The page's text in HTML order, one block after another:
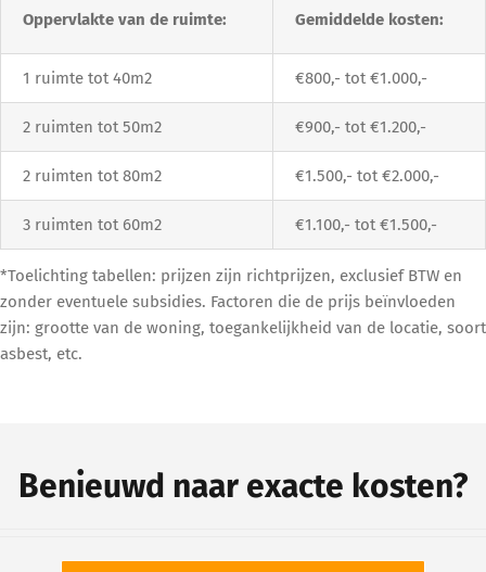
Oppervlakte van de ruimte: Gemiddelde kosten:
1 ruimte tot 40m2 €800,- tot €1.000,-
2 ruimten tot 50m2 €900,- tot €1.200,-
2 ruimten tot 80m2 €1.500,- tot €2.000,-
3 ruimten tot 60m2 €1.100,- tot €1.500,-
*Toelichting tabellen: prijzen zijn richtprijzen, exclusief BTW en
zonder eventuele subsidies. Factoren die de prijs beïnvloeden
zijn: grootte van de woning, toegankelijkheid van de locatie, soort
asbest, etc.
Benieuwd naar exacte kosten?